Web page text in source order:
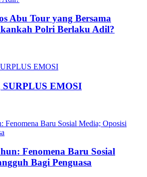
Abu Tour yang Bersama
Polri Berlaku Adil?
EMOSI
Fenomena Baru Sosial
Bagi Penguasa